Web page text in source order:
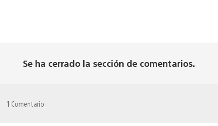
Se ha cerrado la sección de comentarios.
1 Comentario